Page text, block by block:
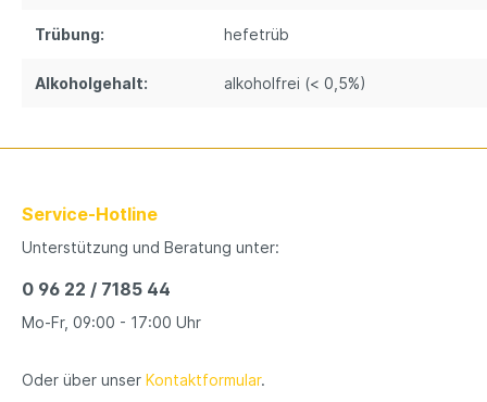
Trübung: hefetrüb
Alkoholgehalt: alkoholfrei (< 0,5%)
Service-Hotline
Unterstützung und Beratung unter:
0 96 22 / 7185 44
Mo-Fr, 09:00 - 17:00 Uhr
Oder über unser Kontaktformular.